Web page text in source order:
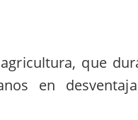
que
en